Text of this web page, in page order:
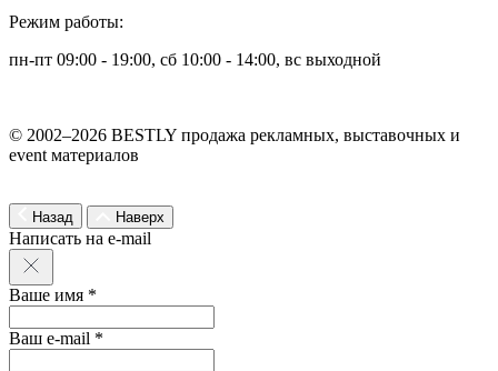
Режим работы:
пн-пт 09:00 - 19:00, сб 10:00 - 14:00, вс выходной
© 2002–2026 BESTLY продажа рекламных, выставочных и
event материалов
Назад Наверх
Написать на e-mail
Ваше имя *
Ваш e-mail *